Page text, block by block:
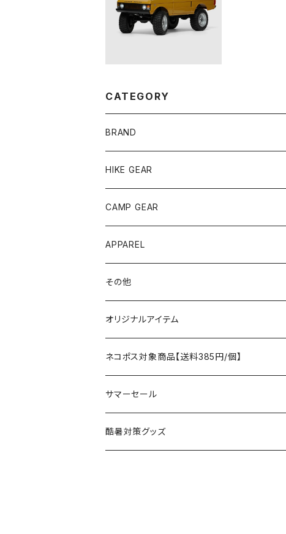
MNモデル レンジロー
バー1970 1/12 アウトド
アラジコン MN-168 R
TR CAMEL
¥16,800
CATEGORY
BRAND
andwander
ANOBA
AO COOLERS
asobito
AS2OV
AXESQUIN
Ballistics
BEDROCK SANDALS
HIKE GEAR
テント、シェルター
バックパック
ポーチ／サコッシュ
ストレージ
パッキングアクセサリー
スリーピングギア
クッキングギア
CAMP GEAR
テント、タープ
テント、シェルター
タープ
スリーピングギア
寝袋
マット
テーブル、チェア
テーブル
チェア
ランタン、ライト
燃料ランタン
LEDライト
焚火台／薪ストーブ
焚火台
暖房器具
APPAREL
トップス
ボトムス
アンダーウェア
ハンドウェア
ヘッドギア
その他
遊び
フィッシング
ラジコン
ケア用品
雑貨
アウトレット
オリジナルアイテム
ネコポス対象商品【送料385円/個】
サマーセール
酷暑対策グッズ